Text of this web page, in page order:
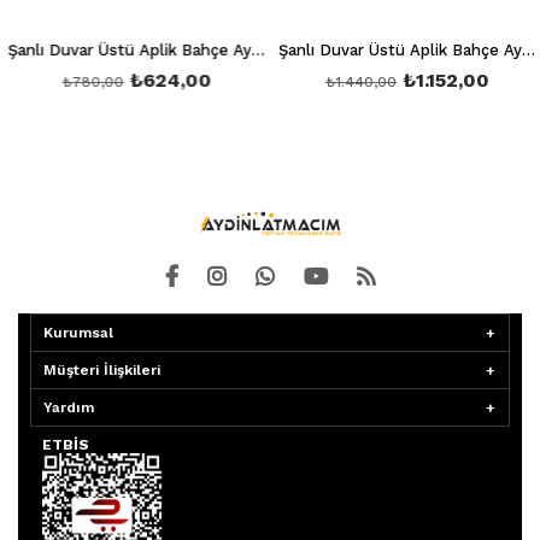
Şanlı Duvar Üstü Aplik Bahçe Aydınlatma Armatürü Şa 858
₺624,00
₺780,00
Şanlı Duvar Üstü Aplik Bahçe Aydınlatma Armatürü Şa 859
₺1.152,00
₺1.440,00
Kurumsal
Müşteri İlişkileri
Yardım
ETBİS